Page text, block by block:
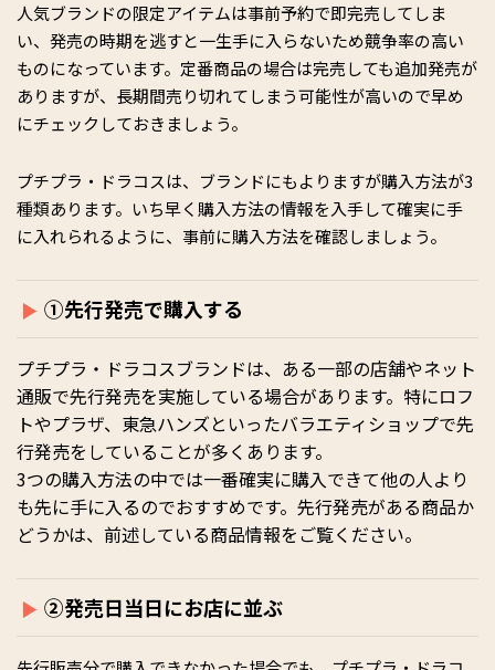
人気ブランドの限定アイテムは事前予約で即完売してしま
い、発売の時期を逃すと一生手に入らないため競争率の高い
ものになっています。定番商品の場合は完売しても追加発売が
ありますが、長期間売り切れてしまう可能性が高いので早め
にチェックしておきましょう。
プチプラ・ドラコスは、ブランドにもよりますが購入方法が3
種類あります。いち早く購入方法の情報を入手して確実に手
に入れられるように、事前に購入方法を確認しましょう。
①先行発売で購入する
プチプラ・ドラコスブランドは、ある一部の店舗やネット
通販で先行発売を実施している場合があります。特にロフ
トやプラザ、東急ハンズといったバラエティショップで先
行発売をしていることが多くあります。
3つの購入方法の中では一番確実に購入できて他の人より
も先に手に入るのでおすすめです。先行発売がある商品か
どうかは、前述している商品情報をご覧ください。
②発売日当日にお店に並ぶ